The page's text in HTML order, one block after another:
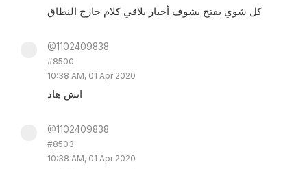
كل شوي بفتح بشوف أخبار بلاقي كلام خارج النطاق
@1102409838
#8500
10:38 AM, 01 Apr 2020
ايش هاد
@1102409838
#8503
10:38 AM, 01 Apr 2020